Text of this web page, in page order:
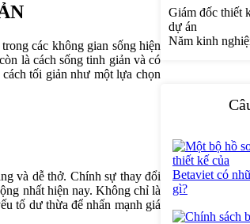
các không gian sống hiện
là cách sống tinh giản và có
tối giản như một lựa chọn
và dễ thở. Chính sự thay đổi
nhất hiện nay. Không chỉ là
tố dư thừa để nhấn mạnh giá
Giám đốc thiết
dự án
Năm kinh